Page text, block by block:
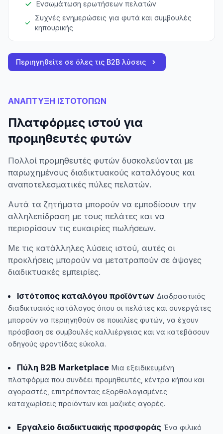
Ενσωμάτωση ερωτήσεων πελατών
Συχνές ενημερώσεις για φυτά και συμβουλές
κηπουρικής
Περιηγηθείτε σε όλες τις B2B λύσεις
ΑΝΑΠΤΥΞΗ ΙΣΤΟΤΟΠΩΝ
Πλατφόρμες ιστού για
προμηθευτές φυτών
Πολλοί προμηθευτές φυτών δυσκολεύονται με
παρωχημένους διαδικτυακούς καταλόγους και
αναποτελεσματικές πύλες πελατών.
Αυτά τα ζητήματα μπορούν να εμποδίσουν την
αλληλεπίδραση με τους πελάτες και να
περιορίσουν τις ευκαιρίες πωλήσεων.
Με τις κατάλληλες λύσεις ιστού, αυτές οι
προκλήσεις μπορούν να μετατραπούν σε άψογες
διαδικτυακές εμπειρίες.
Ιστότοπος καταλόγου προϊόντων Διαδραστικός
διαδικτυακός κατάλογος όπου οι πελάτες και συνεργάτες
μπορούν να περιηγηθούν σε ποικιλίες φυτών, να έχουν
πρόσβαση σε συμβουλές καλλιέργειας και να κατεβάσουν
οδηγούς φροντίδας εύκολα.
Πύλη B2B Marketplace Μια εξειδικευμένη
πλατφόρμα που συνδέει προμηθευτές, κέντρα κήπου και
αγοραστές, επιτρέποντας εξορθολογισμένες
καταχωρίσεις προϊόντων και μαζικές αγορές.
Εργαλείο διαδικτυακής προσφοράς Ένα φιλικό